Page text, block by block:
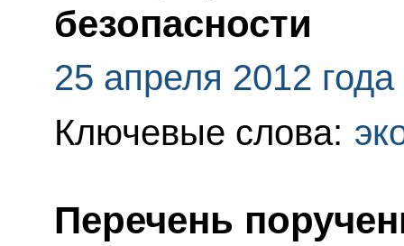
безопасности
25 апреля 2012 года
Ключевые слова:
Перечень